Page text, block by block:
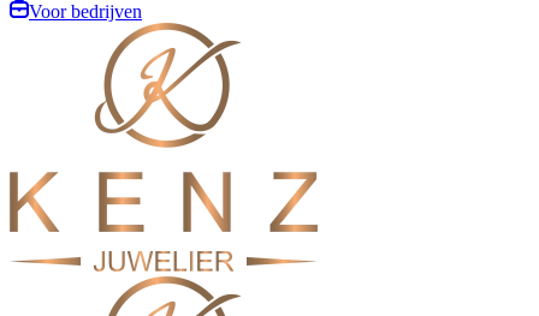
Voor bedrijven